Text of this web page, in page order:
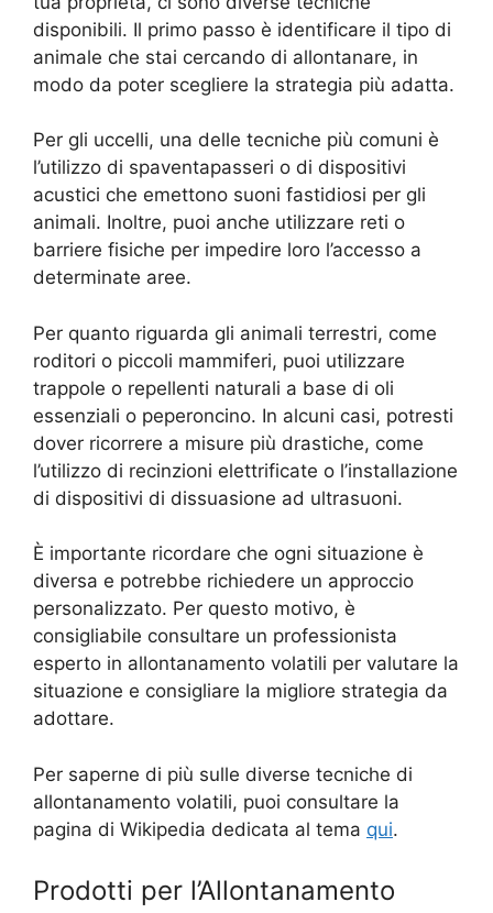
disponibili. Il primo passo è identificare il tipo di
animale che stai cercando di allontanare, in
modo da poter scegliere la strategia più adatta.
Per gli uccelli, una delle tecniche più comuni è
l’utilizzo di spaventapasseri o di dispositivi
acustici che emettono suoni fastidiosi per gli
animali. Inoltre, puoi anche utilizzare reti o
barriere fisiche per impedire loro l’accesso a
determinate aree.
Per quanto riguarda gli animali terrestri, come
roditori o piccoli mammiferi, puoi utilizzare
trappole o repellenti naturali a base di oli
essenziali o peperoncino. In alcuni casi, potresti
dover ricorrere a misure più drastiche, come
l’utilizzo di recinzioni elettrificate o l’installazione
di dispositivi di dissuasione ad ultrasuoni.
È importante ricordare che ogni situazione è
diversa e potrebbe richiedere un approccio
personalizzato. Per questo motivo, è
consigliabile consultare un professionista
esperto in allontanamento volatili per valutare la
situazione e consigliare la migliore strategia da
adottare.
Per saperne di più sulle diverse tecniche di
allontanamento volatili, puoi consultare la
pagina di Wikipedia dedicata al tema qui.
Prodotti per l’Allontanamento